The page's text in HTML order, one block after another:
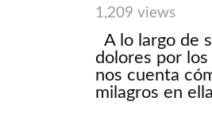
1,209 views
A lo largo de
dolores por los
nos cuenta
milagros en